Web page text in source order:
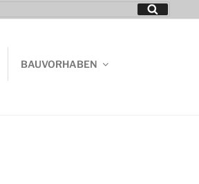
Suchen
BAUVORHABEN